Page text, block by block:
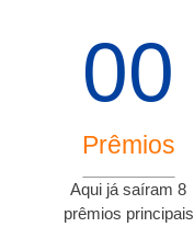
Prêmios
00
Aqui já saíram 8
prêmios principais